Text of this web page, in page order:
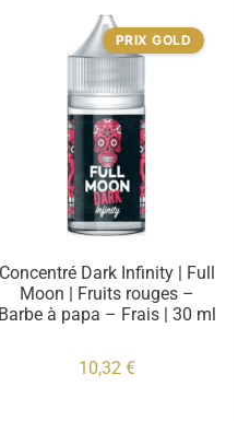
PRIX GOLD
Concentré Dark Infinity | Full
Moon | Fruits rouges –
Barbe à papa – Frais | 30 ml
10,32 €